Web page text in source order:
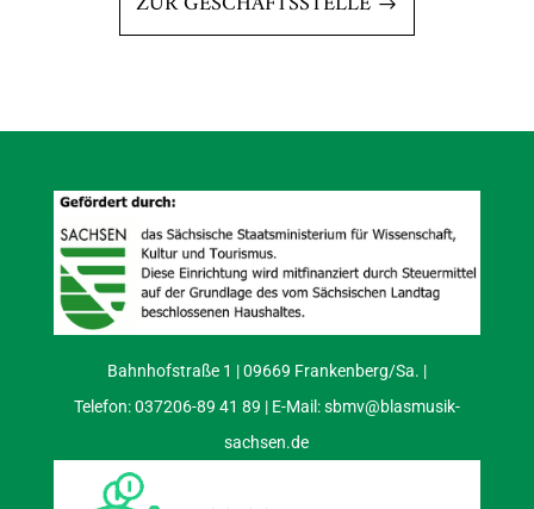
Bahnhofstraße 1 | 09669 Frankenberg/Sa. |
Telefon: 037206-89 41 89 | E-Mail:sbmv@blasmusik-
sachsen.de